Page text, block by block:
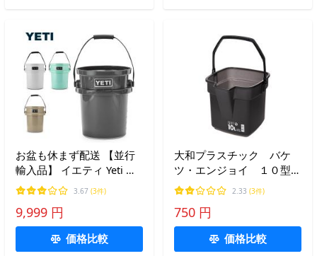
お盆も休まず配送 【並行
輸入品】 イエティ Yeti バ
ケツ ロードアウト 5ガロ
ンバケツ YLOBT LoadOut
アウトドア キャンプ 釣り
ガレージ 父の日
3.67 (3件)
9,999 円
価格比較
大和プラスチック バケ
ツ・エンジョイ １０型
クリアブラック 水差し
水替え
2.33 (3件)
750 円
価格比較